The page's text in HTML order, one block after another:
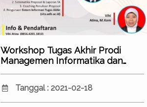
Workshop Tugas Akhir Prodi
Managemen Informatika dan
Bangsa Surakarta
Tanggal : 2021-02-18